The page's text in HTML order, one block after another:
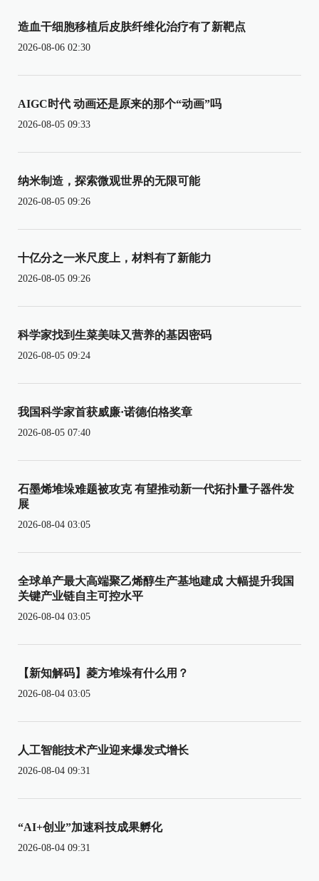
造血干细胞移植后皮肤纤维化治疗有了新靶点
2026-08-06 02:30
AIGC时代 动画还是原来的那个“动画”吗
2026-08-05 09:33
纳米制造，探索微观世界的无限可能
2026-08-05 09:26
十亿分之一米尺度上，材料有了新能力
2026-08-05 09:26
科学家找到生菜美味又营养的基因密码
2026-08-05 09:24
我国科学家首获威廉·诺德伯格奖章
2026-08-05 07:40
石墨烯堆垛难题被攻克 有望推动新一代拓扑量子器件发
展
2026-08-04 03:05
全球单产最大高端聚乙烯醇生产基地建成 大幅提升我国
关键产业链自主可控水平
2026-08-04 03:05
【新知解码】菱方堆垛有什么用？
2026-08-04 03:05
人工智能技术产业迎来爆发式增长
2026-08-04 09:31
“AI+创业”加速科技成果孵化
2026-08-04 09:31